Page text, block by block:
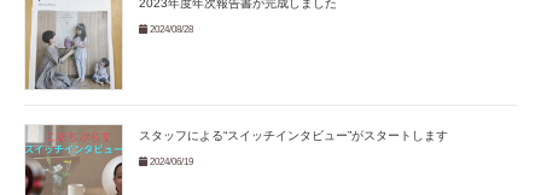
2024/08/28
スタッフによる“スイッチインタビュー”がスタートします
2024/06/19